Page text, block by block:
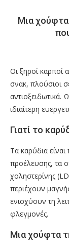
Μια χούφτα
Οι ξηροί καρποί
σνακ, πλούσιοι
αντιοξειδωτικά.
ιδιαίτερη
Γιατί το
Τα καρύδια
προέλευσης, τα
χοληστερίνης
περιέχουν
ενισχύουν τη
φλεγμονές.
Μια χούφτα